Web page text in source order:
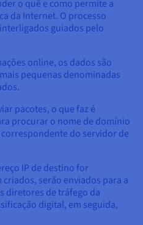
o quê e como permite a
da Internet. O processo
guiados pelo
online, os dados são
pequenas denominadas
pacotes, o que faz é
procurar o nome de domínio
do servidor de
IP de destino for
serão enviados para a
diretores de tráfego da
digital, em seguida,